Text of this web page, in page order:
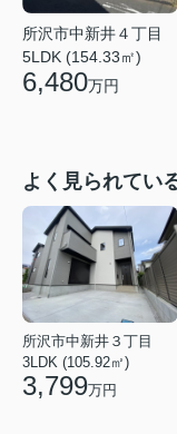
所沢市中新井４丁目
5LDK (154.33㎡)
6,480万円
よく見られてい
所沢市中新井３丁目
3LDK (105.92㎡)
3,799万円